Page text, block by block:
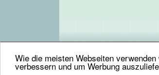
Wie die meisten Webseiten
verbessern und um Werbung